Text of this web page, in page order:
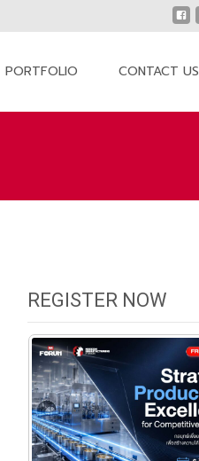
PORTFOLIO CONTACT US
REGISTER NOW